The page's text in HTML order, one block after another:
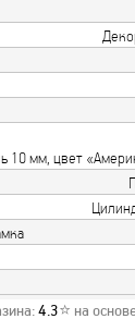
10 мм, цвет
4.3⭐ на